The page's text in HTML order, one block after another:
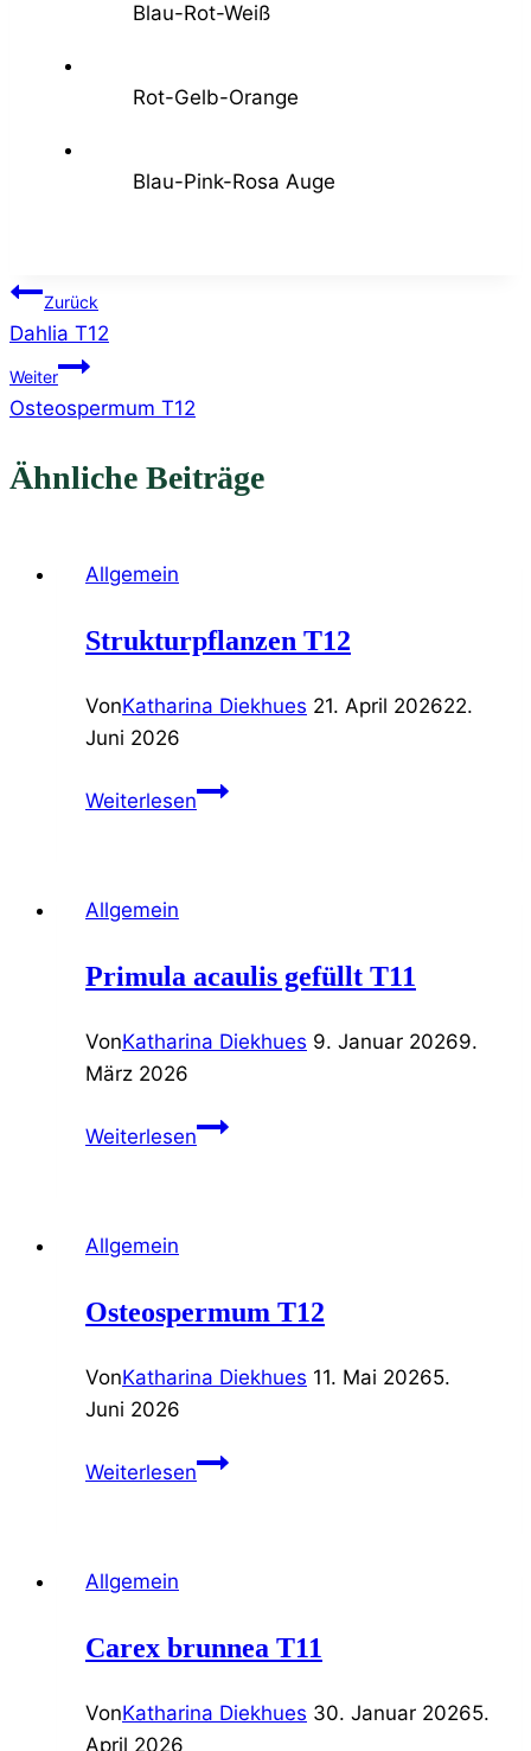
Blau-Rot-Weiß
Rot-Gelb-Orange
Blau-Pink-Rosa Auge
Beitragsnavigation
Zurück
Dahlia T12
Weiter
Osteospermum T12
Ähnliche Beiträge
Allgemein
Strukturpflanzen T12
VonKatharina Diekhues 21. April 202622.
Juni 2026
WeiterlesenStrukturpflanzen
Allgemein
Primula acaulis gefüllt T11
VonKatharina Diekhues 9. Januar 20269.
März 2026
WeiterlesenPrimula
Allgemein
Osteospermum T12
VonKatharina Diekhues 11. Mai 20265.
Juni 2026
WeiterlesenOsteospermum
Allgemein
Carex brunnea T11
VonKatharina Diekhues 30. Januar 20265.
April 2026